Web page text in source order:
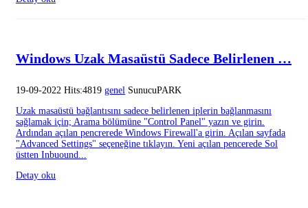
Windows Uzak Masaüstü Sadece Belirlenen …
19-09-2022 Hits:4819 genel SunucuPARK
Uzak masaüstü bağlantısını sadece belirlenen iplerin bağlanmasını
sağlamak için; Arama bölümüne "Control Panel" yazın ve girin.
Ardından açılan pencrerede Windows Firewall'a girin. Açılan sayfada
"Advanced Settings" seçeneğine tıklayın. Yeni açılan pencerede Sol
üstten Inbuound...
Detay oku